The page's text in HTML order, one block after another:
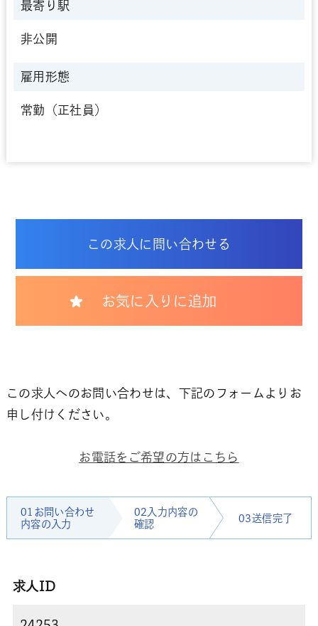
最寄り駅
非公開
雇用形態
常勤（正社員）
この求人に問い合わせる
お気に入りに追加
この求人へのお問い合わせは、下記のフォームよりお
申し付けください。
お電話をご希望の方はこちら
01お問い合わせ
内容の入力
02入力内容の
確認
03送信完了
求人ID